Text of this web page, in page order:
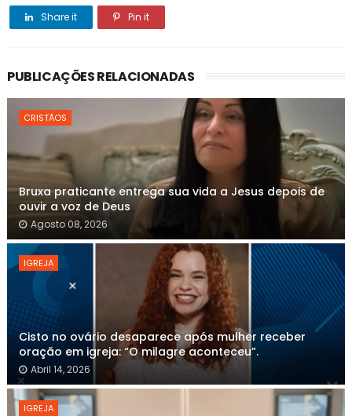
Share it Pin it
PUBLICAÇÕES RELACIONADAS
CRISTÃOS
Bruxa praticante entrega sua vida a Jesus depois de
ouvir a voz de Deus
Agosto 08, 2026
IGREJA
Cisto no ovário desaparece após mulher receber
oração em igreja: “O milagre aconteceu”.
Abril 14, 2026
IGREJA